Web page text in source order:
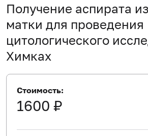
Получение аспирата
матки для проведения
цитологического
Химках
Стоимость:
1600 ₽